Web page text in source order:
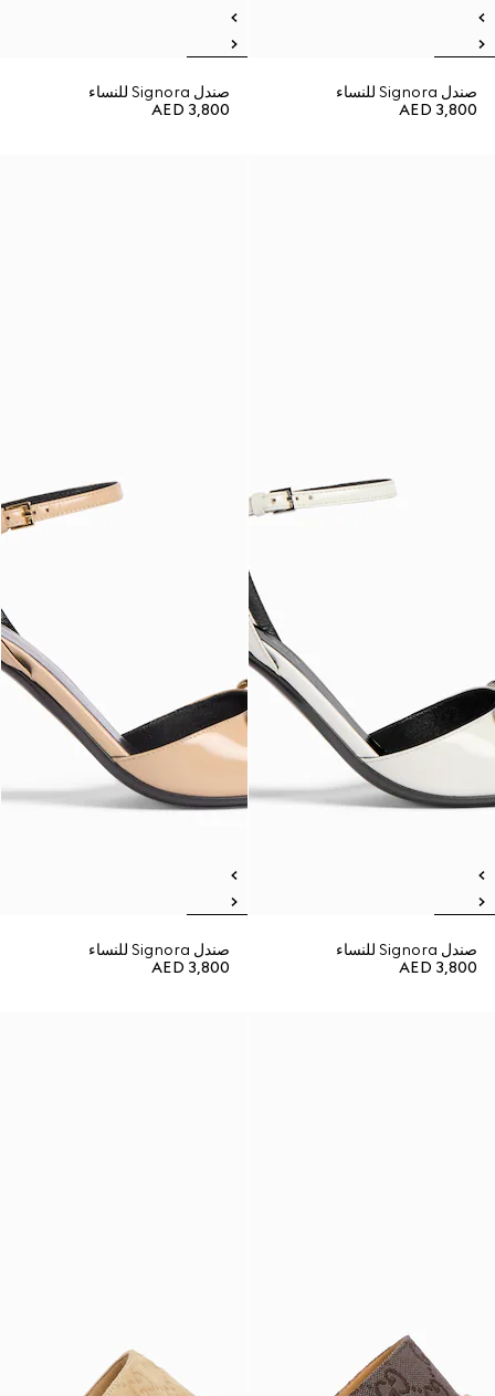
صندل Signora للنساء
AED 3,800
صندل Signora للنساء
AED 3,800
صندل Signora للنساء
AED 3,800
صندل Signora للنساء
AED 3,800